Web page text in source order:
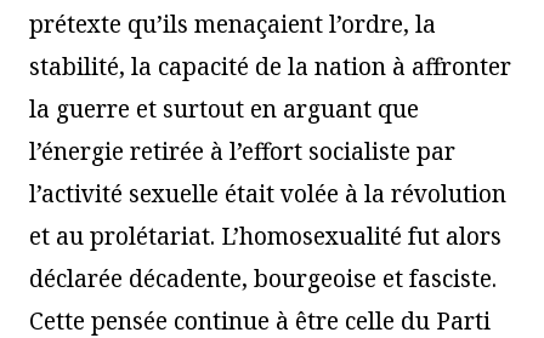
prétexte qu’ils menaçaient l’ordre, la
stabilité, la capacité de la nation à affronter
la guerre et surtout en arguant que
l’énergie retirée à l’effort socialiste par
l’activité sexuelle était volée à la révolution
et au prolétariat. L’homosexualité fut alors
déclarée décadente, bourgeoise et fasciste.
Cette pensée continue à être celle du Parti